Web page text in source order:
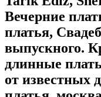
Вечерние
платья,
выпускного.
длинные
от известных